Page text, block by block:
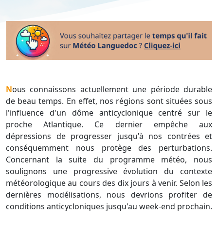
Nous connaissons actuellement une période durable
de beau temps. En effet, nos régions sont situées sous
l'influence d'un dôme anticyclonique centré sur le
proche Atlantique. Ce dernier empêche aux
dépressions de progresser jusqu'à nos contrées et
conséquemment nous protège des perturbations.
Concernant la suite du programme météo, nous
soulignons une progressive évolution du contexte
météorologique au cours des dix jours à venir. Selon les
dernières modélisations, nous devrions profiter de
conditions anticycloniques jusqu'au week-end prochain.